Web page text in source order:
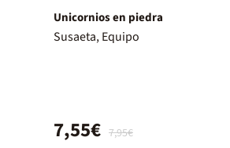
Unicornios en piedra
Susaeta, Equipo
7,95€
7,55€